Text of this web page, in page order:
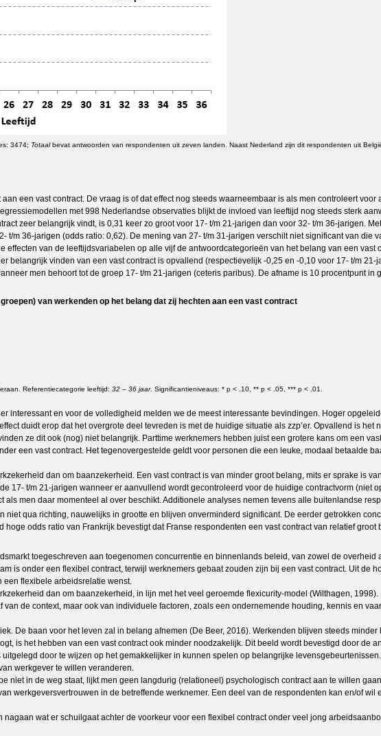
3474; Totaalbevat antwoorden van respondenten uit zeven landen. Naast Nederland zijn dit respondenten uit
een vast contract. De vraag is of dat effect nog steeds waarneembaar is als men controleert
met 998 Nederlandse observaties blijkt de invloed van leeftijd nog steeds sterk
zeer belangrijk vindt, is 0,31 keer zo groot voor 17- t/m 21-jarigen dan voor 32- t/m 36-jarigen.
t/m 36-jarigen (odds ratio: 0,62). De mening van 27- t/m 31-jarigen verschilt niet significant van die
effecten van de leeftijdsvariabelen op alle vijf de antwoordcategorieën van het belang van een
belangrijk vinden van een vast contract is opvallend (respectievelijk -0,25 en -0,10 voor 17- t/m
men behoort tot de groep 17- t/m 21-jarigen (ceteris paribus). De afname is 10 procentpunt in
van werkenden op het belang dat zij hechten aan een vast contract
Referentiecategorie leeftijd: 32 – 36 jaar. Significantieniveaus: * p < .10, ** p < .05, *** p < .01.
interessant en voor de volledigheid melden we de meest interessante bevindingen. Hoger
duidt erop dat het overgrote deel tevreden is met de huidige situatie als zzp’er. Opvallend is
ze dit ook (nog) niet belangrijk. Parttime werknemers hebben juist een grotere kans om een
een vast contract. Het tegenovergestelde geldt voor personen die een leuke, modaal betaalde
dan om baanzekerheid. Een vast contract is van minder groot belang, mits er sprake is
17- t/m 21-jarigen wanneer er aanvullend wordt gecontroleerd voor de huidige contractvorm
men daar momenteel al over beschikt. Additionele analyses nemen tevens alle buitenlandse
niet qua richting, nauwelijks in grootte en blijven onverminderd significant. De eerder getrokken
odds ratio van Frankrijk bevestigt dat Franse respondenten een vast contract van relatief groot
toegeschreven aan toegenomen concurrentie en binnenlands beleid, van zowel de
is onder een flexibel contract, terwijl werknemers gebaat zouden zijn bij een vast contract. Uit de
een flexibele arbeidsrelatie wenst.
dan om baanzekerheid, in lijn met het veel geroemde flexicurity-model (Wilthagen,
de context, maar ook van individuele factoren, zoals een ondernemende houding, kennis en
De baan voor het leven zal in belang afnemen (De Beer, 2016). Werkenden blijven steeds
is het hebben van een vast contract ook minder noodzakelijk. Dit beeld wordt bevestigd door de
door te wijzen op het gemakkelijker in kunnen spelen op belangrijke
werkgever te willen veranderen.
niet in de weg staat, lijkt men geen langdurig (relationeel) psychologisch contract aan te willen
werkgeversvertrouwen in de betreffende werknemer. Een deel van de respondenten kan en/of
wat er schuilgaat achter de voorkeur voor een flexibel contract onder veel jong